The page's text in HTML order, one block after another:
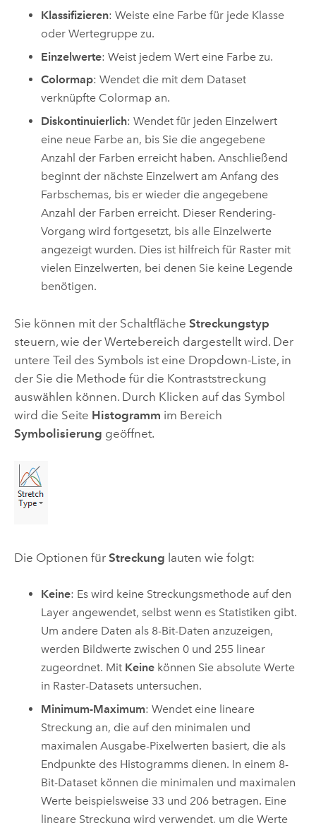
Klassifizieren: Weiste eine Farbe für jede Klasse
oder Wertegruppe zu.
Einzelwerte: Weist jedem Wert eine Farbe zu.
Colormap: Wendet die mit dem Dataset
verknüpfte Colormap an.
Diskontinuierlich: Wendet für jeden Einzelwert
eine neue Farbe an, bis Sie die angegebene
Anzahl der Farben erreicht haben. Anschließend
beginnt der nächste Einzelwert am Anfang des
Farbschemas, bis er wieder die angegebene
Anzahl der Farben erreicht. Dieser Rendering-
Vorgang wird fortgesetzt, bis alle Einzelwerte
angezeigt wurden. Dies ist hilfreich für Raster mit
vielen Einzelwerten, bei denen Sie keine Legende
benötigen.
Sie können mit der Schaltfläche Streckungstyp
steuern, wie der Wertebereich dargestellt wird. Der
untere Teil des Symbols ist eine Dropdown-Liste, in
der Sie die Methode für die Kontraststreckung
auswählen können. Durch Klicken auf das Symbol
wird die Seite Histogramm im Bereich
Symbolisierung geöffnet.
Die Optionen für Streckung lauten wie folgt:
Keine: Es wird keine Streckungsmethode auf den
Layer angewendet, selbst wenn es Statistiken gibt.
Um andere Daten als 8-Bit-Daten anzuzeigen,
werden Bildwerte zwischen 0 und 255 linear
zugeordnet. Mit Keine können Sie absolute Werte
in Raster-Datasets untersuchen.
Minimum-Maximum: Wendet eine lineare
Streckung an, die auf den minimalen und
maximalen Ausgabe-Pixelwerten basiert, die als
Endpunkte des Histogramms dienen. In einem 8-
Bit-Dataset können die minimalen und maximalen
Werte beispielsweise 33 und 206 betragen. Eine
lineare Streckung wird verwendet, um die Werte